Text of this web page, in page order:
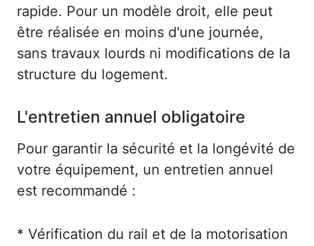
rapide. Pour un modèle droit, elle peut
être réalisée en moins d'une journée,
sans travaux lourds ni modifications de la
structure du logement.
L'entretien annuel obligatoire
Pour garantir la sécurité et la longévité de
votre équipement, un entretien annuel
est recommandé :
* Vérification du rail et de la motorisation